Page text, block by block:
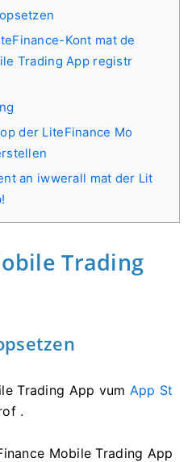
Kont mat de
Trading App registr
der LiteFinance Mo
an iwwerall mat der Lit
Trading
Trading App vum App St
.
Mobile Trading App